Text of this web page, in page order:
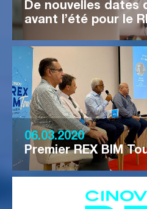
De nouvelles dates
avant l’été pour le
06.03.2020
Premier REX BIM